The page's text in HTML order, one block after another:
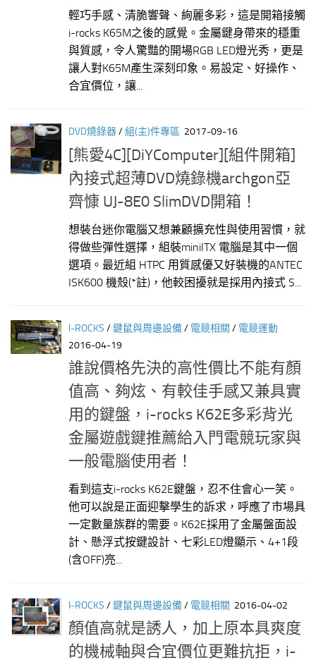
輕巧手感、清脆響聲、絢麗多彩，這是開箱接觸
i-rocks K65M之後的感覺。金屬鍵身帶來的穩重
與質感，令人驚豔的開場RGB LED燈光秀，更是
讓人對K65M產生深刻印象。易設定、好操作、
合宜價位，讓...
DVD燒錄器/組(主)件專區 2017-09-16
[熊愛4C][DiYComputer][組件開箱]
內接式超薄DVD燒錄機archgon亞
齊慷 UJ-8E0 SlimDVD開箱！
想裝台迷你電腦又想兼顧擴充性與使用習慣，就
得做些彈性選擇，組裝miniITX 電腦是其中一個
選項。最近組 HTPC 用質感優又好裝機的ANTEC
ISK600 機殼(*註)，他較困擾就是採用內接式 S...
I-ROCKS /鍵鼠與周邊設備/ 電競相關 / 電競運動
2016-04-19
誰說價格先決的高性價比不能有顏
值高、夠炫、有較佳手感又兼具實
用的鍵盤，i-rocks K62E多彩背光
金屬遊戲鍵推薦給入門電競玩家與
一般電腦使用者！
看到這支i-rocks K62E鍵盤，忍不住會心一笑。
他可以說是正面迎擊學生的訴求，呼應了市場具
一定數量族群的需要。K62E採用了金屬盤面設
計、懸浮式按鍵設計、七彩LED燈顯示、4+1段
(含OFF)亮...
I-ROCKS /鍵鼠與周邊設備/ 電競相關 2016-04-02
顏值高就是誘人，加上原本具爽度
的機械軸與合宜價位更難抗拒，i-